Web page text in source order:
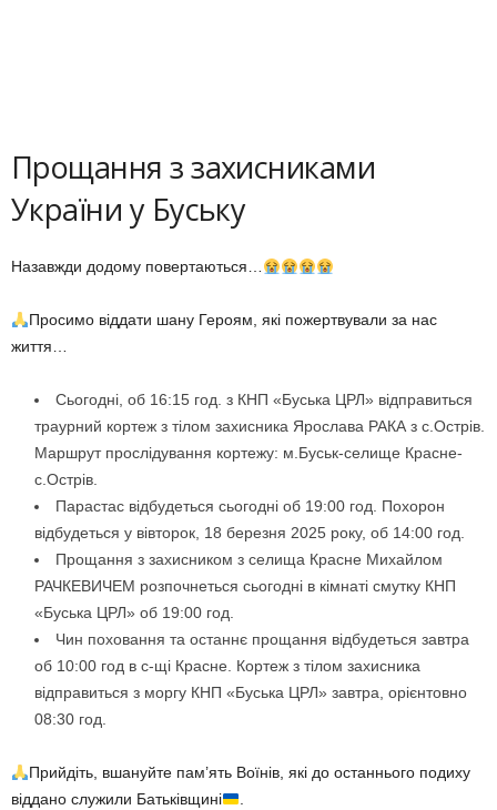
Прощання з захисниками
України у Буську
Назавжди додому повертаються…
Просимо віддати шану Героям, які пожертвували за нас
життя…
Сьогодні, об 16:15 год. з КНП «Буська ЦРЛ» відправиться
траурний кортеж з тілом захисника Ярослава РАКА з с.Острів.
Маршрут прослідування кортежу: м.Буськ-селище Красне-
с.Острів.
Парастас відбудеться сьогодні об 19:00 год. Похорон
відбудеться у вівторок, 18 березня 2025 року, об 14:00 год.
Прощання з захисником з селища Красне Михайлом
РАЧКЕВИЧЕМ розпочнеться сьогодні в кімнаті смутку КНП
«Буська ЦРЛ» об 19:00 год.
Чин поховання та останнє прощання відбудеться завтра
об 10:00 год в с-щі Красне. Кортеж з тілом захисника
відправиться з моргу КНП «Буська ЦРЛ» завтра, орієнтовно
08:30 год.
Прийдіть, вшануйте пам’ять Воїнів, які до останнього подиху
віддано служили Батьківщині
.